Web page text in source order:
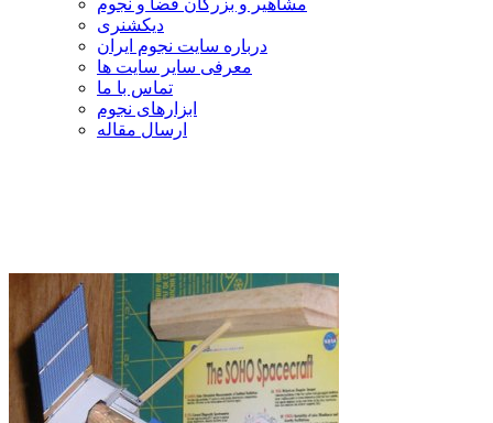
دیکشنری
درباره سایت نجوم ایران
معرفی سایر سایت ها
تماس با ما
ابزارهای نجوم
ارسال مقاله